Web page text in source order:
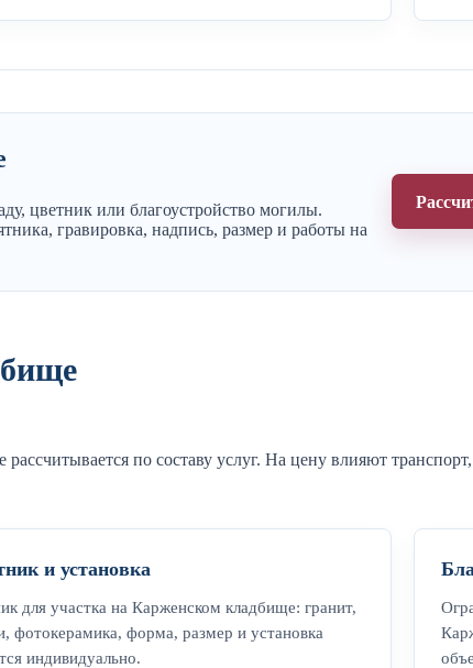
цветник или благоустройство могилы.
гравировка, надпись, размер и работы на
по составу услуг. На цену влияют
и установка
для участка на Карженском кладбище: гранит,
фотокерамика, форма, размер и установка
индивидуально.